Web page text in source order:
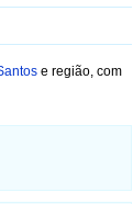
e região, com